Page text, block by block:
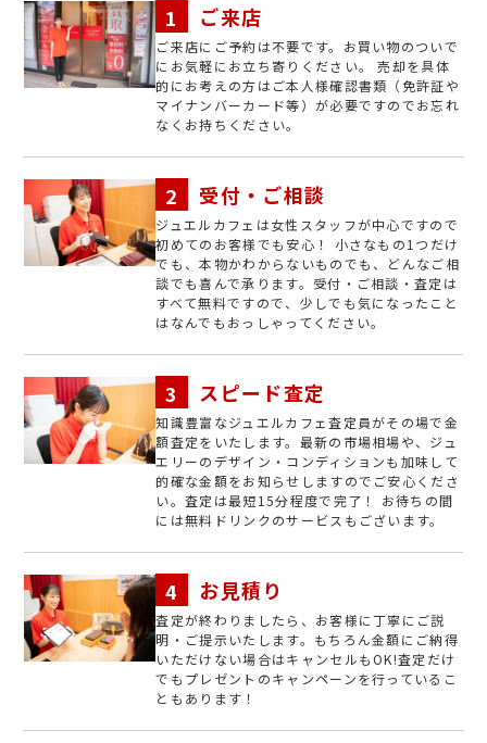
ご来店
ご来店にご予約は不要です。お買い物のついで
にお気軽にお立ち寄りください。 売却を具体
的にお考えの方はご本人様確認書類（免許証や
マイナンバーカード等）が必要ですのでお忘れ
なくお持ちください。
受付・ご相談
ジュエルカフェは女性スタッフが中心ですので
初めてのお客様でも安心！ 小さなもの1つだけ
でも、本物かわからないものでも、どんなご相
談でも喜んで承ります。受付・ご相談・査定は
すべて無料ですので、少しでも気になったこと
はなんでもおっしゃってください。
スピード査定
知識豊富なジュエルカフェ査定員がその場で金
額査定をいたします。最新の市場相場や、ジュ
エリーのデザイン・コンディションも加味して
的確な金額をお知らせしますのでご安心くださ
い。査定は最短15分程度で完了！ お待ちの間
には無料ドリンクのサービスもございます。
お見積り
査定が終わりましたら、お客様に丁寧にご説
明・ご提示いたします。もちろん金額にご納得
いただけない場合はキャンセルもOK!査定だけ
でもプレゼントのキャンペーンを行っているこ
ともあります！